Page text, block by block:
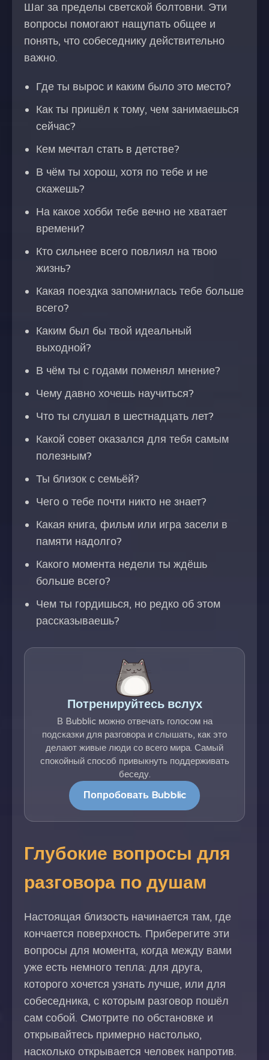
Шаг за пределы светской болтовни. Эти
вопросы помогают нащупать общее и
понять, что собеседнику действительно
важно.
Где ты вырос и каким было это место?
Как ты пришёл к тому, чем занимаешься
сейчас?
Кем мечтал стать в детстве?
В чём ты хорош, хотя по тебе и не
скажешь?
На какое хобби тебе вечно не хватает
времени?
Кто сильнее всего повлиял на твою
жизнь?
Какая поездка запомнилась тебе больше
всего?
Каким был бы твой идеальный
выходной?
В чём ты с годами поменял мнение?
Чему давно хочешь научиться?
Что ты слушал в шестнадцать лет?
Какой совет оказался для тебя самым
полезным?
Ты близок с семьёй?
Чего о тебе почти никто не знает?
Какая книга, фильм или игра засели в
памяти надолго?
Какого момента недели ты ждёшь
больше всего?
Чем ты гордишься, но редко об этом
рассказываешь?
Потренируйтесь вслух
В Bubblic можно отвечать голосом на
подсказки для разговора и слышать, как это
делают живые люди со всего мира. Самый
спокойный способ привыкнуть поддерживать
беседу.
Попробовать Bubblic
Глубокие вопросы для
разговора по душам
Настоящая близость начинается там, где
кончается поверхность. Приберегите эти
вопросы для момента, когда между вами
уже есть немного тепла: для друга,
которого хочется узнать лучше, или для
собеседника, с которым разговор пошёл
сам собой. Смотрите по обстановке и
открывайтесь примерно настолько,
насколько открывается человек напротив.